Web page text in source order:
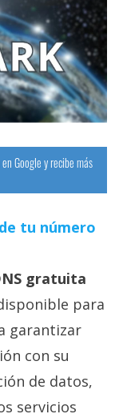
Google y recibe más
tu número
gratuita
para
garantizar
con su
de datos,
servicios